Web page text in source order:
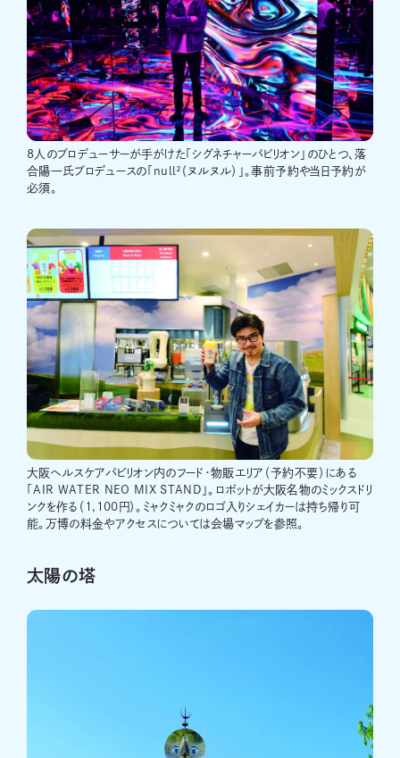
8人のプロデューサーが手がけた「シグネチャーパビリオン」のひとつ、落
合陽一氏プロデュースの「null²（ヌルヌル）」。事前予約や当日予約が
必須。
大阪ヘルスケアパビリオン内のフード・物販エリア（予約不要）にある
「AIR WATER NEO MIX STAND」。ロボットが大阪名物のミックスドリ
ンクを作る（1,100円）。ミャクミャクのロゴ入りシェイカーは持ち帰り可
能。万博の料金やアクセスについては会場マップを参照。
太陽の塔